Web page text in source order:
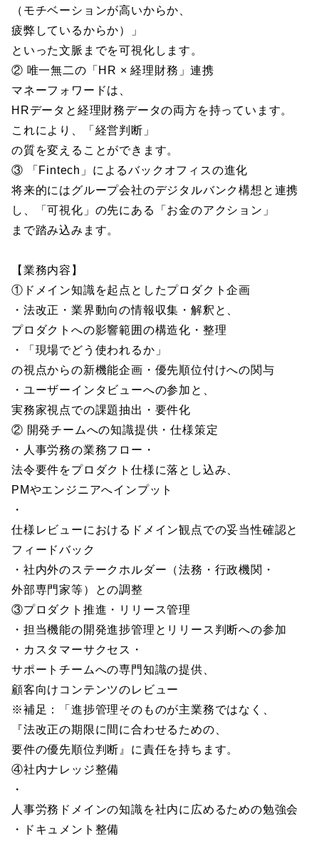
（モチベーションが高いからか、
疲弊しているからか）」
といった文脈までを可視化します。
② 唯一無二の「HR × 経理財務」連携
マネーフォワードは、
HRデータと経理財務データの両方を持っています。
これにより、「経営判断」
の質を変えることができます。
③ 「Fintech」によるバックオフィスの進化
将来的にはグループ会社のデジタルバンク構想と連携
し、「可視化」の先にある「お金のアクション」
まで踏み込みます。
【業務内容】
①ドメイン知識を起点としたプロダクト企画
・法改正・業界動向の情報収集・解釈と、
プロダクトへの影響範囲の構造化・整理
・「現場でどう使われるか」
の視点からの新機能企画・優先順位付けへの関与
・ユーザーインタビューへの参加と、
実務家視点での課題抽出・要件化
② 開発チームへの知識提供・仕様策定
・人事労務の業務フロー・
法令要件をプロダクト仕様に落とし込み、
PMやエンジニアへインプット
・
仕様レビューにおけるドメイン観点での妥当性確認と
フィードバック
・社内外のステークホルダー（法務・行政機関・
外部専門家等）との調整
③プロダクト推進・リリース管理
・担当機能の開発進捗管理とリリース判断への参加
・カスタマーサクセス・
サポートチームへの専門知識の提供、
顧客向けコンテンツのレビュー
※補足：「進捗管理そのものが主業務ではなく、
『法改正の期限に間に合わせるための、
要件の優先順位判断』に責任を持ちます。
④社内ナレッジ整備
・
人事労務ドメインの知識を社内に広めるための勉強会
・ドキュメント整備